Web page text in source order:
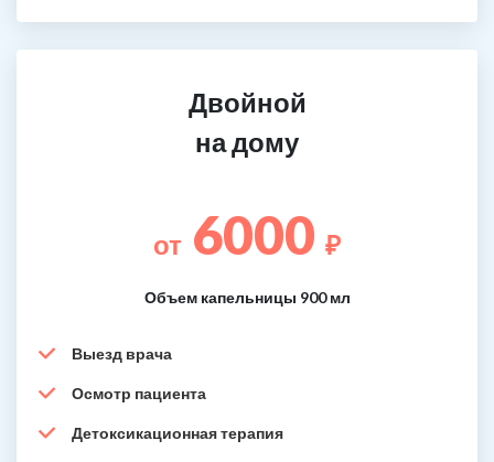
Двойной
на дому
от 6000 ₽
Объем капельницы 900 мл
Выезд врача
Осмотр пациента
Детоксикационная терапия